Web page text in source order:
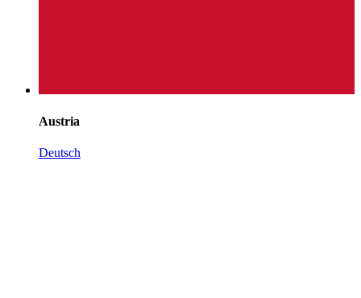
Austria
Deutsch